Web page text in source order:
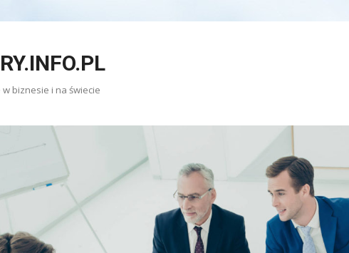
biznesie i na świecie